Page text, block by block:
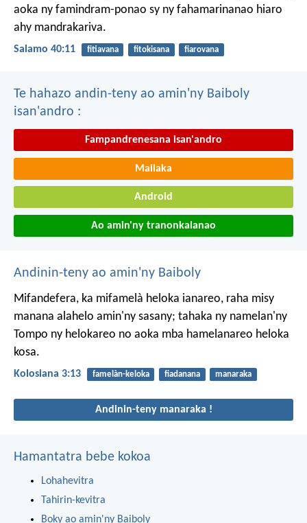
aoka ny famindram-ponao sy ny fahamarinanao hiaro
ahy mandrakariva.
Salamo 40:11 fitiavana fitokisana fiarovana
Te hahazo andin-teny ao amin'ny Baiboly
isan'andro :
Fampandrenesana isan'andro
Mailaka
Android
Ao amin'ny tranonkalanao
Andinin-teny ao amin'ny Baiboly
Mifandefera, ka mifamelà heloka ianareo, raha misy
manana alahelo amin'ny sasany; tahaka ny namelan'ny
Tompo ny helokareo no aoka mba hamelanareo heloka
kosa.
Kolosiana 3:13 famelàn-keloka fiadanana manaraka
Andinin-teny manaraka !
Hamantatra bebe kokoa
Lohahevitra
Tahirin-kevitra
Boky ao amin'ny Baiboly